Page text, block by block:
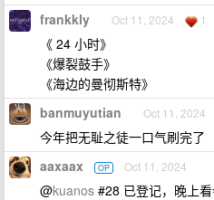
frankkly Oct 11, 2024 1
《 24 小时》
《爆裂鼓手》
《海边的曼彻斯特》
banmuyutian Oct 11, 2024
今年把无耻之徒一口气刷完了
aaxaax OP Oct 11, 2024
@kuanos #28 已登记，晚上